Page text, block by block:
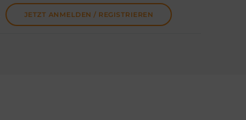
JETZT ANMELDEN / REGISTRIEREN